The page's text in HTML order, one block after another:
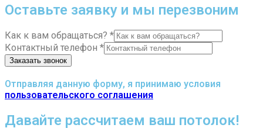
Оставьте заявку и мы перезвоним
Как к вам обращаться? *
Контактный телефон *
Заказать звонок
Отправляя данную форму, я принимаю условия
пользовательского соглашения
Давайте рассчитаем ваш потолок!